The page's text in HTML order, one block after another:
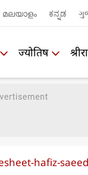
മലയാളം ಕನ್ನಡ
ज्योतिष
hafiz-